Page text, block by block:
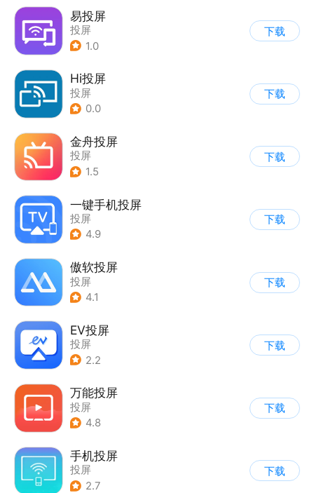
易投屏
投屏
1.0
下载
Hi投屏
投屏
0.0
下载
金舟投屏
投屏
1.5
下载
一键手机投屏
投屏
4.9
下载
傲软投屏
投屏
4.1
下载
EV投屏
投屏
2.2
下载
万能投屏
投屏
4.8
下载
手机投屏
投屏
2.7
下载